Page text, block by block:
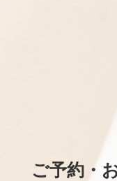
ご予約・